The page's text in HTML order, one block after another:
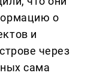
о
и
через
сама